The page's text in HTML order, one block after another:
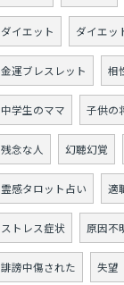
ダイエット ダイエッ
金運ブレスレット 相
中学生のママ 子供の
残念な人 幻聴幻覚
霊感タロット占い 適
ストレス症状 原因不
誹謗中傷された 失望